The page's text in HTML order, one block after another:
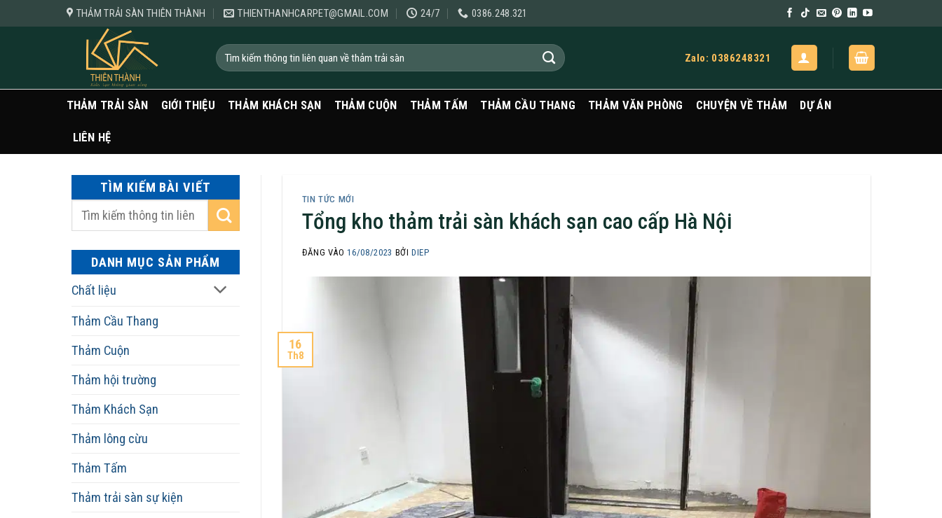
qua
THẢM TRẢI SÀN THIÊN THÀNH THIENTHANHCARPET@GMAIL.COM 24/7 0386.248.321
Tìm
kiếm:
Zalo: 0386248321
THẢM TRẢI SÀN GIỚI THIỆU THẢM KHÁCH SẠN THẢM CUỘN THẢM TẤM THẢM CẦU THANG THẢM VĂN PHÒNG CHUYỆN VỀ THẢM DỰ ÁN
LIÊN HỆ
TÌM KIẾM BÀI VIẾT
DANH MỤC SẢN PHẨM
Chất liệu
Thảm Cầu Thang
Thảm Cuộn
Thảm hội trường
Thảm Khách Sạn
Thảm lông cừu
Thảm Tấm
Thảm trải sàn sự kiện
TIN TỨC MỚI
Tổng kho thảm trải sàn khách sạn cao cấp Hà Nội
ĐĂNG VÀO16/08/2023 BỞIDIEP
16
Th8